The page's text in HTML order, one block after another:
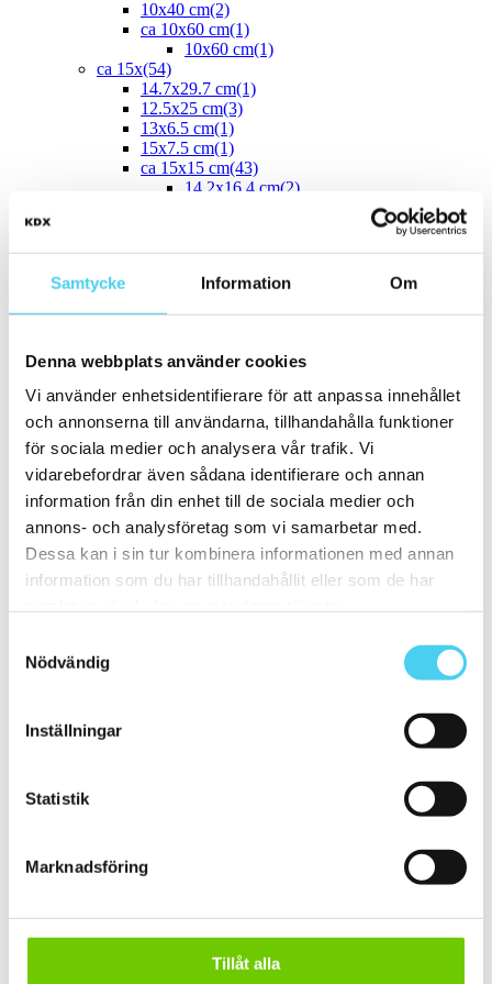
Samtycke Information Om
Denna webbplats använder cookies
Vi använder enhetsidentifierare för att anpassa innehållet
och annonserna till användarna, tillhandahålla funktioner
för sociala medier och analysera vår trafik. Vi
vidarebefordrar även sådana identifierare och annan
information från din enhet till de sociala medier och
annons- och analysföretag som vi samarbetar med.
Dessa kan i sin tur kombinera informationen med annan
information som du har tillhandahållit eller som de har
Nödvändig
Inställningar
Statistik
Marknadsföring
Tillåt alla
10x40 cm(2)
ca 10x60 cm(1)
10x60 cm(1)
ca 15x(54)
14.7x29.7 cm(1)
12.5x25 cm(3)
13x6.5 cm(1)
15x7.5 cm(1)
ca 15x15 cm(43)
14.2x16.4 cm(2)
ca 15x60 cm(1)
20x20 cm(22)
20x5 cm
(2)
20x10 cm(4)
20x25 cm(1)
20x30 cm(1)
20x40 cm (1)
ca 20x60 cm(2)
20x58 cm(1)
20x60 cm(1)
Mellan (25 - 50 cm)
(67)
ca 25x(16)
25x12.5 cm(3)
30x20 cm
30x30 cm(13)
ca 30x60 cm(16)
30x60 cm (16)